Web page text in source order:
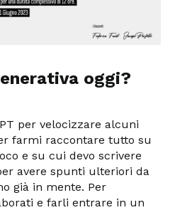
oggi?
per velocizzare alcuni
farmi raccontare tutto su
e su cui devo scrivere
avere spunti ulteriori da
già in mente. Per
e farli entrare in un